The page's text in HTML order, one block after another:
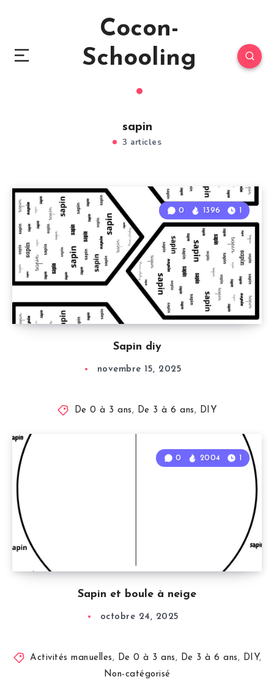
Cocon-
Schooling
sapin
3 articles
Sapin diy
0 1396 1
novembre 15, 2025
De 0 à 3 ans, De 3 à 6 ans, DIY
Sapin et boule à neige
0 2004 1
octobre 24, 2025
Activités manuelles, De 0 à 3 ans, De 3 à 6 ans, DIY,
Non-catégorisé